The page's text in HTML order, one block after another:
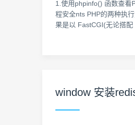
1.使用phpinfo() 函数查看
程安全nts PHP的两种执
果是以 FastCGI(无论搭
window 安装